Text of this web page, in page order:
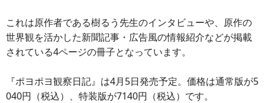
これは原作者である樹るう先生のインタビューや、原作の
世界観を活かした新聞記事・広告風の情報紹介などが掲載
されている4ページの冊子となっています。
『ポヨポヨ観察日記』は4月5日発売予定。価格は通常版が5
040円（税込）、特装版が7140円（税込）です。